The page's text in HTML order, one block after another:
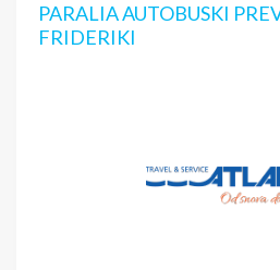
PARALIA AUTOBUSKI
FRIDERIKI